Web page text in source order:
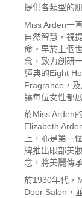
提供各類型的
Miss Arden一
自然智慧，視
命。早於上個
念，致力創研
經典的Eight
Fragrance，
讓每位女性都
於Miss Arden
Elizabeth
上，亦是第一
牌推出眼部美
念，將美麗傳
於1930年代，
Door Salon，